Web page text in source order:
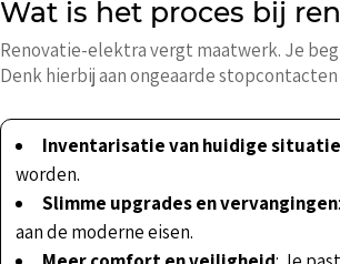
Wat is het proces bij
Renovatie-elektra vergt maatwerk. Je
Denk hierbij aan ongeaarde
Inventarisatie van huidige
worden.
Slimme upgrades en vervangingen
aan de moderne eisen.